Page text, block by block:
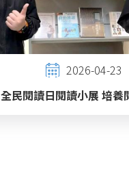
2026-04-23
全民閱讀日閱讀小展 培養